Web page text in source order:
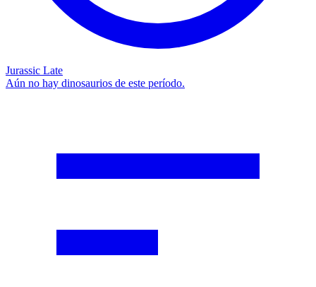
Jurassic Late
Aún no hay dinosaurios de este período.